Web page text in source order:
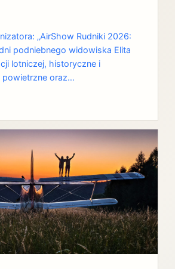
„AirShow Rudniki 2026:
podniebnego widowiska Elita
lotniczej, historyczne i
powietrzne oraz…